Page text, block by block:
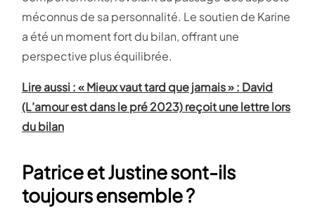
méconnus de sa personnalité. Le soutien de Karine
a été un moment fort du bilan, offrant une
perspective plus équilibrée.
Lire aussi : « Mieux vaut tard que jamais » : David
(L’amour est dans le pré 2023) reçoit une lettre lors
du bilan
Patrice et Justine sont-ils
toujours ensemble ?